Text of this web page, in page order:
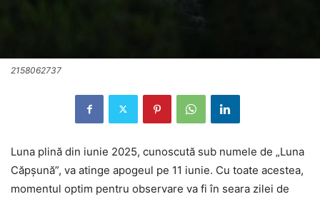
2158062737
Luna plină din iunie 2025, cunoscută sub numele de „Luna
Căpșună”, va atinge apogeul pe 11 iunie. Cu toate acestea,
momentul optim pentru observare va fi în seara zilei de